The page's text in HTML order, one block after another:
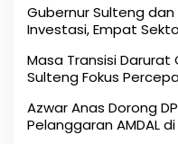
Gubernur Sulteng dan
Investasi, Empat
Masa Transisi Darurat
Sulteng Fokus
Azwar Anas Dorong
Pelanggaran AMDAL